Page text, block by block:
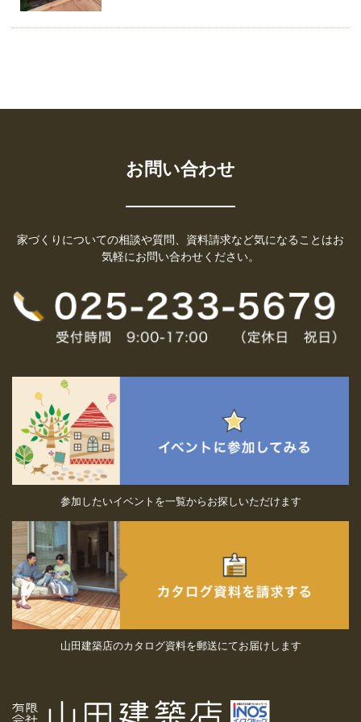
お問い合わせ
家づくりについての相談や質問、資料請求など気になることはお
気軽にお問い合わせください。
参加したいイベントを一覧からお探しいただけます
山田建築店のカタログ資料を郵送にてお届けします